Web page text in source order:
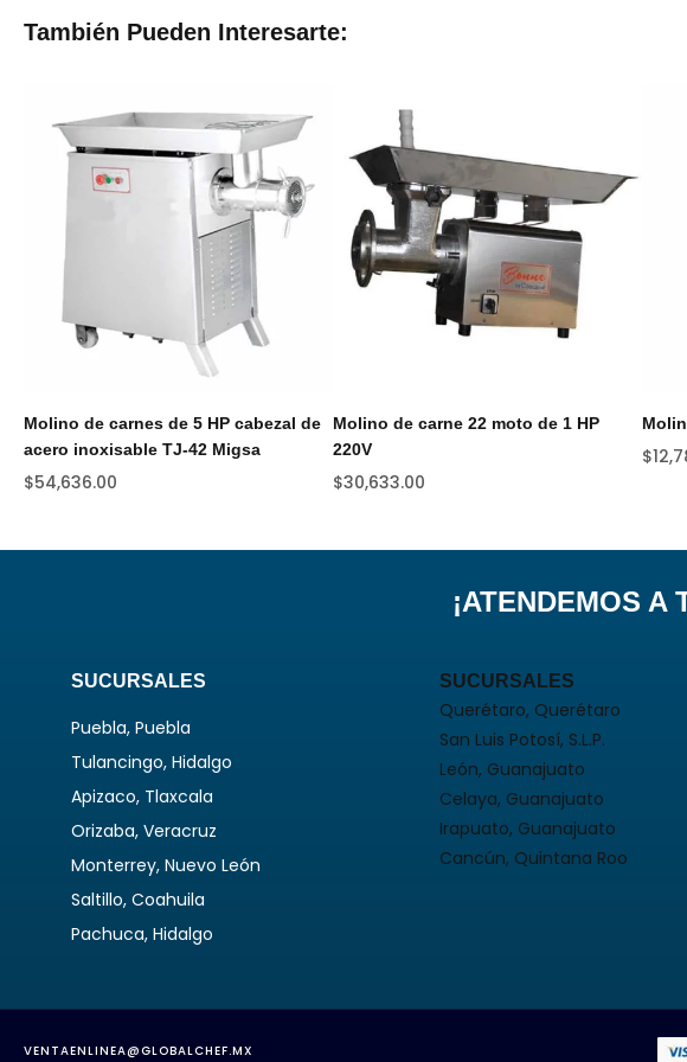
También Pueden Interesarte:
Molino de carnes de 5 HP cabezal de
acero inoxisable TJ-42 Migsa
$54,636.00
Molino de carne 22 moto de 1 HP
220V
$30,633.00
$
¡ATENDEMOS
SUCURSALES
Puebla, Puebla
Tulancingo, Hidalgo
Apizaco, Tlaxcala
Orizaba, Veracruz
Monterrey, Nuevo León
Saltillo, Coahuila
Pachuca, Hidalgo
SUCURSALES
Querétaro, Querétaro
San Luis Potosí, S.L.P.
León, Guanajuato
Celaya, Guanajuato
Irapuato, Guanajuato
Cancún, Quintana Roo
VENTAENLINEA@GLOBALCHEF.MX